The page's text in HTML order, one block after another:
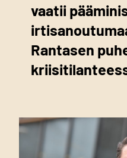
vaatii
Rantasen